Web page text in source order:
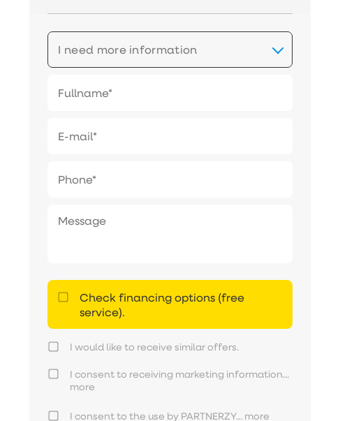
I need more information
Check financing options (free
service).
I would like to receive similar offers.
I consent to receiving marketing information...
more
I consent to the use by PARTNERZY... more